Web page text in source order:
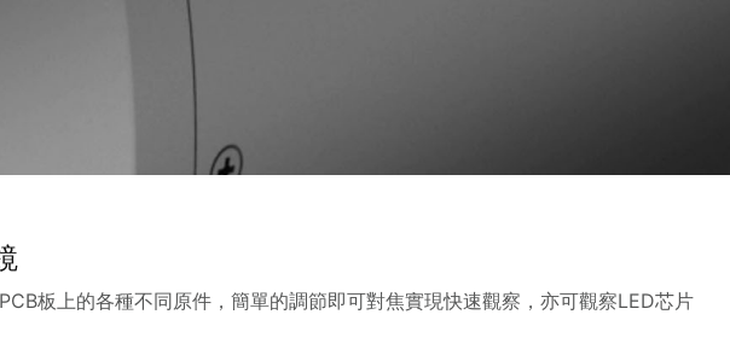
板上的各種不同原件，簡單的調節即可對焦實現快速觀察，亦可觀察LED芯片